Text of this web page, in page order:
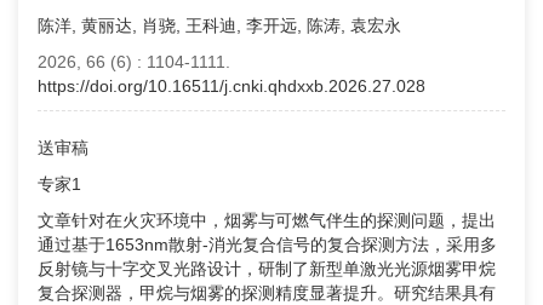
陈洋, 黄丽达, 肖骁, 王科迪, 李开远, 陈涛, 袁宏永
2026, 66 (6) : 1104-1111.
https://doi.org/10.16511/j.cnki.qhdxxb.2026.27.028
送审稿
专家1
文章针对在火灾环境中，烟雾与可燃气伴生的探测问题，提出
通过基于1653nm散射-消光复合信号的复合探测方法，采用多
反射镜与十字交叉光路设计，研制了新型单激光光源烟雾甲烷
复合探测器，甲烷与烟雾的探测精度显著提升。研究结果具有